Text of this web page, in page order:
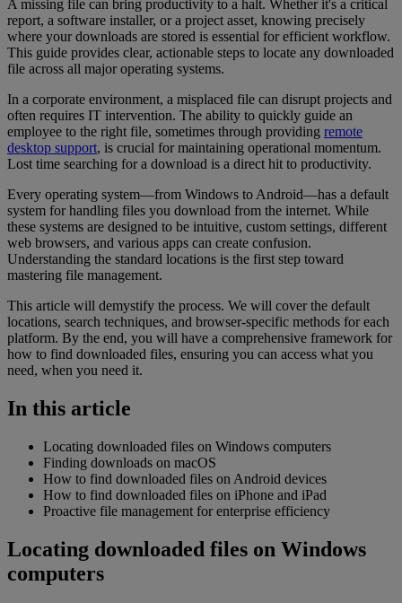
A missing file can bring productivity to a halt. Whether it's a critical
report, a software installer, or a project asset, knowing precisely
where your downloads are stored is essential for efficient workflow.
This guide provides clear, actionable steps to locate any downloaded
file across all major operating systems.
In a corporate environment, a misplaced file can disrupt projects and
often requires IT intervention. The ability to quickly guide an
employee to the right file, sometimes through providing remote
desktop support, is crucial for maintaining operational momentum.
Lost time searching for a download is a direct hit to productivity.
Every operating system—from Windows to Android—has a default
system for handling files you download from the internet. While
these systems are designed to be intuitive, custom settings, different
web browsers, and various apps can create confusion.
Understanding the standard locations is the first step toward
mastering file management.
This article will demystify the process. We will cover the default
locations, search techniques, and browser-specific methods for each
platform. By the end, you will have a comprehensive framework for
how to find downloaded files, ensuring you can access what you
need, when you need it.
In this article
Locating downloaded files on Windows computers
Finding downloads on macOS
How to find downloaded files on Android devices
How to find downloaded files on iPhone and iPad
Proactive file management for enterprise efficiency
Locating downloaded files on Windows
computers